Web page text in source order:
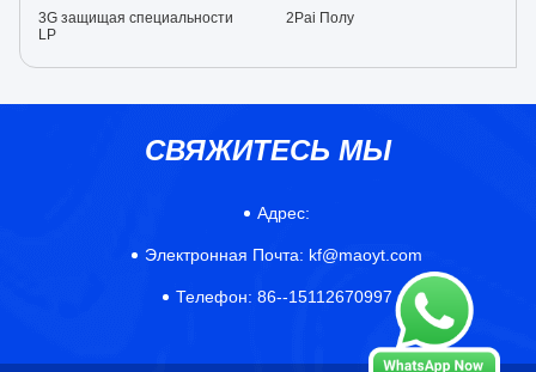
3G защищая специальности
LP
2Pai Полу
СВЯЖИТЕСЬ МЫ
Адрес:
Электронная Почта: kf@maoyt.com
Телефон: 86--15112670997